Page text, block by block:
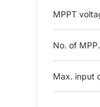
MPPT
No. of
Max. input